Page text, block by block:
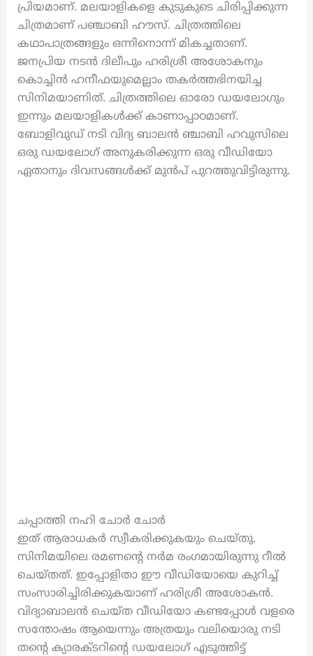
പ്രിയമാണ്. മലയാളികളെ കുടുകുടെ ചിരിപ്പിക്കുന്ന
ചിത്രമാണ് പഞ്ചാബി ഹൗസ്. ചിത്രത്തിലെ
കഥാപാത്രങ്ങളും ഒന്നിനൊന്ന് മികച്ചതാണ്.
ജനപ്രിയ നടൻ ദിലീപും ഹരിശ്രീ അശോകനും
കൊച്ചിൻ ഹനീഫയുമെല്ലാം തകർത്തഭിനയിച്ച
സിനിമയാണിത്. ചിത്രത്തിലെ ഓരോ ഡയലോഗും
ഇന്നും മലയാളികൾക്ക് കാണാപ്പാഠമാണ്.
ബോളിവുഡ് നടി വിദ്യ ബാലൻ ഞ്ചാബി ഹവുസിലെ
ഒരു ഡയലോഗ് അനുകരിക്കുന്ന ഒരു വീഡിയോ
ഏതാനും ദിവസങ്ങൾക്ക് മുൻപ് പുറത്തുവിട്ടിരുന്നു.
ചപ്പാത്തി നഹി ചോർ ചോർ
ഇത് ആരാധകർ സ്വീകരിക്കുകയും ചെയ്തു.
സിനിമയിലെ രമണന്റെ നർമ രംഗമായിരുന്നു റീൽ
ചെയ്തത്. ഇപ്പോളിതാ ഈ വീഡിയോയെ കുറിച്ച്
സംസാരിച്ചിരിക്കുകയാണ് ഹരിശ്രീ അശോകൻ.
വിദ്യാബാലൻ ചെയ്ത വീഡിയോ കണ്ടപ്പോൾ വളരെ
സന്തോഷം ആയെന്നും അത്രയും വലിയൊരു നടി
തന്റെ ക്യാരക്ടറിന്റെ ഡയലോഗ് എടുത്തിട്ട്